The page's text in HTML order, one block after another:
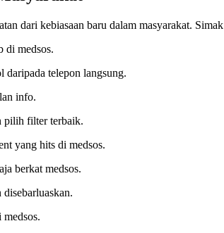
dari kebiasaan baru dalam masyarakat.
di medsos.
daripada telepon langsung.
info.
pilih filter terbaik.
yang hits di medsos.
berkat medsos.